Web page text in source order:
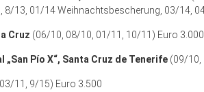
8/13, 01/14 Weihnachtsbescherung, 03/14,
Cruz (06/10, 08/10, 01/11, 10/11) Euro 3.000
„San Pío X“, Santa Cruz de Tenerife (09/10,
11, 9/15) Euro 3.500